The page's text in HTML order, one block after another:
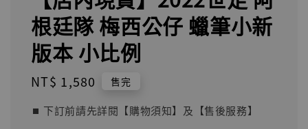
根廷隊 梅西公仔 蠟筆小新
版本 小比例
Regular
NT$ 1,580 售完
⏹︎ 下訂前請先詳閱【購物須知】及【售後服務】